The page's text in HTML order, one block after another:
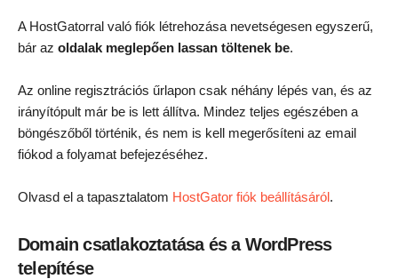
A HostGatorral való fiók létrehozása nevetségesen egyszerű,
bár az oldalak meglepően lassan töltenek be.
Az online regisztrációs űrlapon csak néhány lépés van, és az
irányítópult már be is lett állítva. Mindez teljes egészében a
böngészőből történik, és nem is kell megerősíteni az email
fiókod a folyamat befejezéséhez.
Olvasd el a tapasztalatom HostGator fiók beállításáról.
Domain csatlakoztatása és a WordPress
telepítése